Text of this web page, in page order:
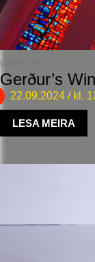
GERÐUR
Gerður’s
22.09.2024 / kl.
LESA MEIRA